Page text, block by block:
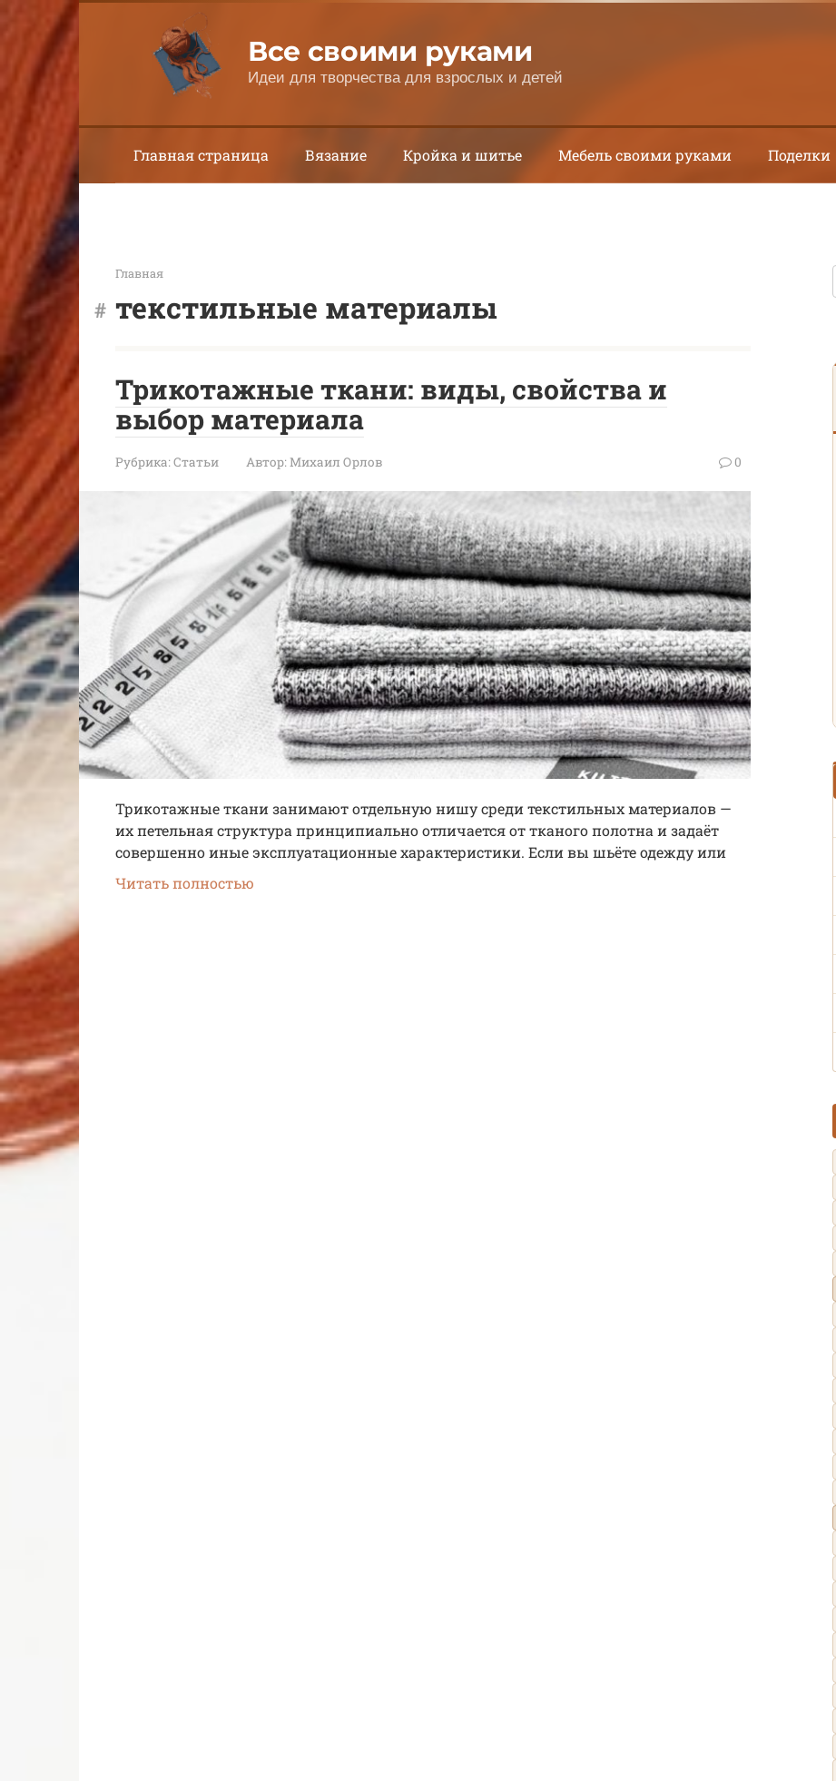
Перейти
к
Все своими руками
Идеи для творчества для взрослых и детей
Главная страница Вязание Кройка и шитье Мебель своими руками Поделки
Главная
текстильные материалы
Трикотажные ткани: виды, свойства и
выбор материала
Рубрика:Статьи Автор:Михаил Орлов 0
Трикотажные ткани занимают отдельную нишу среди текстильных материалов —
их петельная структура принципиально отличается от тканого полотна и задаёт
совершенно иные эксплуатационные характеристики. Если вы шьёте одежду или
Читать полностью